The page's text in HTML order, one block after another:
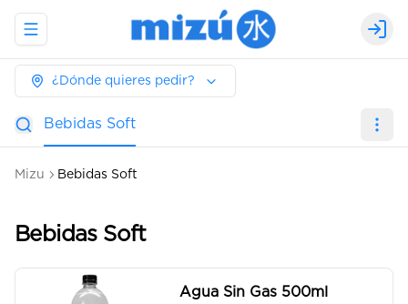
Abrir menu de navegación
¿Dónde quieres pedir?
Bebidas Soft
Mizu Bebidas Soft
Bebidas Soft
Agua Sin Gas 500ml